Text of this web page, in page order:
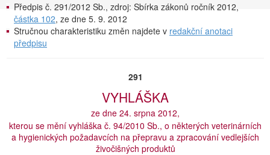
Předpis č. 291/2012 Sb., zdroj: Sbírka zákonů ročník 2012,
částka 102, ze dne 5. 9. 2012
Stručnou charakteristiku změn najdete v redakční anotaci
předpisu
291
VYHLÁŠKA
ze dne 24. srpna 2012,
kterou se mění vyhláška č. 94/2010 Sb., o některých veterinárních
a hygienických požadavcích na přepravu a zpracování vedlejších
živočišných produktů